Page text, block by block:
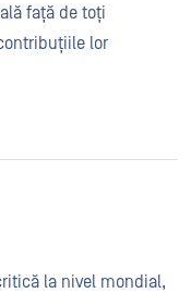
față de toți
lor
la nivel mondial,